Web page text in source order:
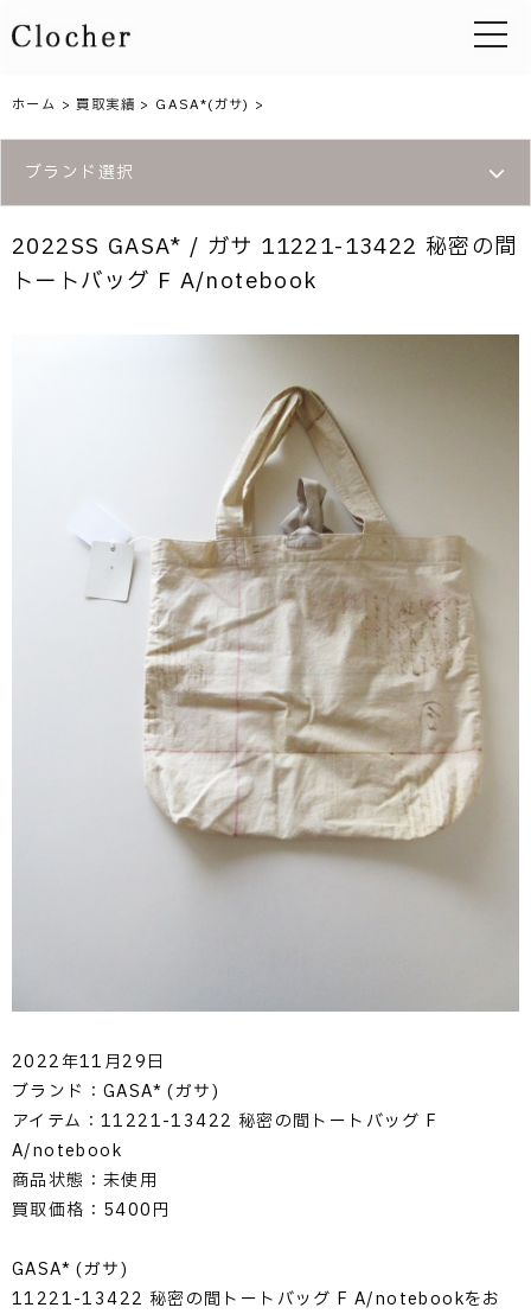
toggle
ホーム >買取実績 > GASA*(ガサ) >
ブランド選択
2022SS GASA* / ガサ 11221-13422 秘密の間
トートバッグ F A/notebook
2022年11月29日
ブランド：GASA* (ガサ)
アイテム：11221-13422 秘密の間トートバッグ F
A/notebook
商品状態：未使用
買取価格：5400円
GASA* (ガサ)
11221-13422 秘密の間トートバッグ F A/notebookをお